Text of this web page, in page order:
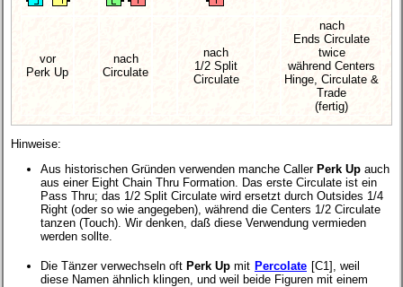
vor
Perk Up
nach
Circulate
nach
1/2 Split
Circulate
nach
Ends Circulate
twice
während Centers
Hinge, Circulate &
Trade
(fertig)
Hinweise:
Aus historischen Gründen verwenden manche Caller Perk Up auch
aus einer Eight Chain Thru Formation. Das erste Circulate ist ein
Pass Thru; das 1/2 Split Circulate wird ersetzt durch Outsides 1/4
Right (oder so wie angegeben), während die Centers 1/2 Circulate
tanzen (Touch). Wir denken, daß diese Verwendung vermieden
werden sollte.
Die Tänzer verwechseln oft Perk Up mit Percolate [C1], weil
diese Namen ähnlich klingen, und weil beide Figuren mit einem